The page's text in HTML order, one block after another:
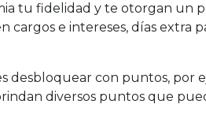
tu fidelidad y te otorgan un
e intereses, días extra
desbloquear con puntos, por
diversos puntos que